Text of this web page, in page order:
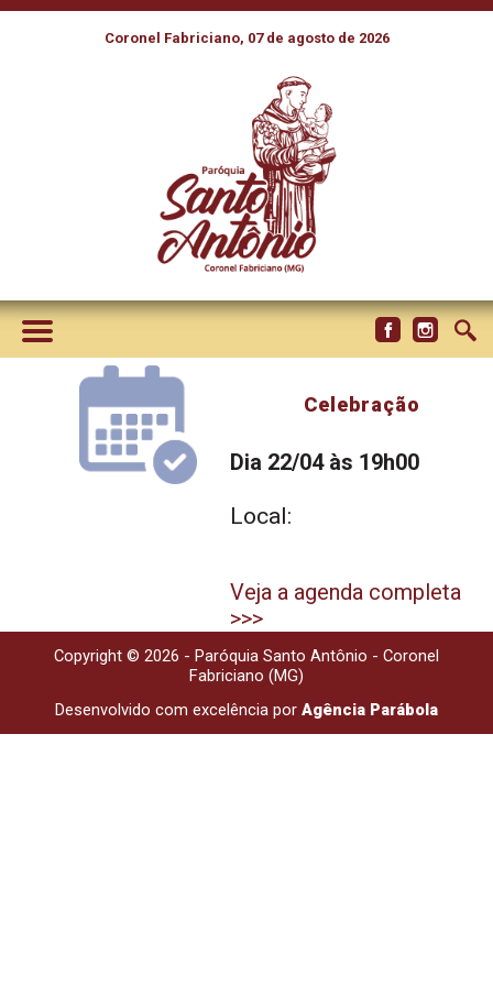
Coronel Fabriciano, 07 de agosto de 2026
Celebração
Dia 22/04 às 19h00
Local:
Veja a agenda completa
>>>
Copyright © 2026 - Paróquia Santo Antônio - Coronel
Fabriciano (MG)
Desenvolvido com excelência por Agência Parábola